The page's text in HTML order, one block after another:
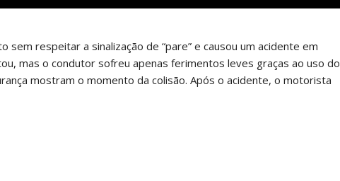
sem respeitar a sinalização de “pare” e causou um acidente em
mas o condutor sofreu apenas ferimentos leves graças ao uso do
mostram o momento da colisão. Após o acidente, o motorista